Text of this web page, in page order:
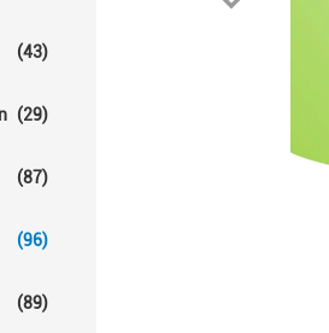
(43)
(29)
(87)
(96)
(89)